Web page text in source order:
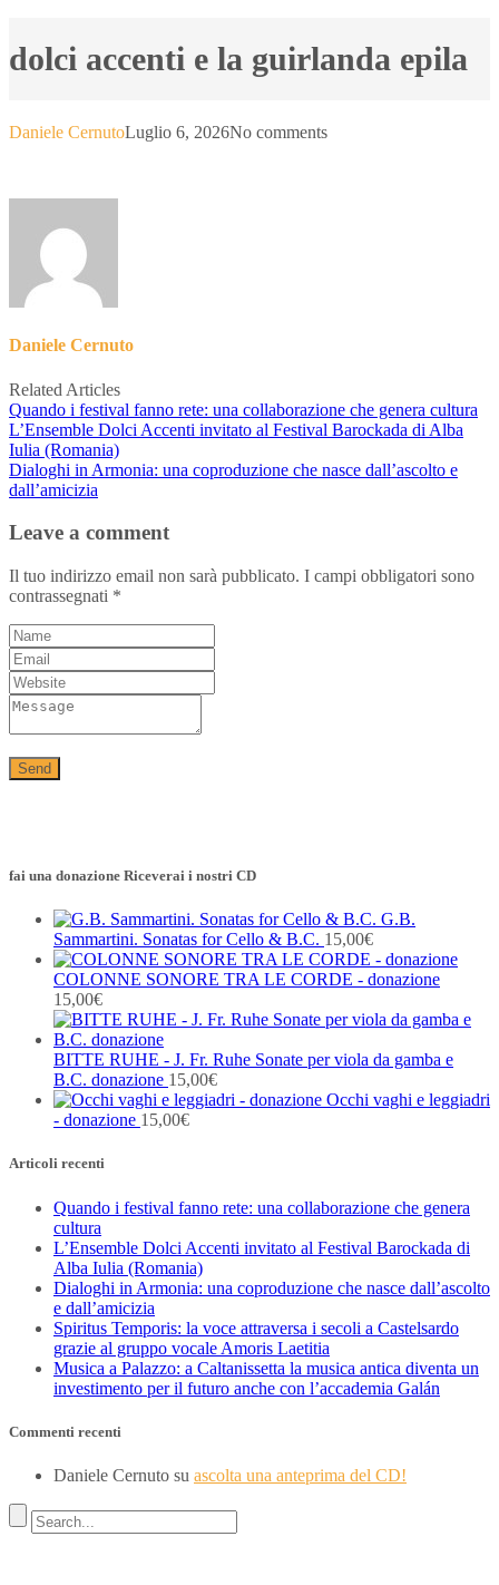
dolci accenti e la guirlanda epila
Daniele CernutoLuglio 6, 2026No comments
Daniele Cernuto
Related Articles
Quando i festival fanno rete: una collaborazione che genera cultura
L’Ensemble Dolci Accenti invitato al Festival Barockada di Alba
Iulia (Romania)
Dialoghi in Armonia: una coproduzione che nasce dall’ascolto e
dall’amicizia
Leave a comment
Il tuo indirizzo email non sarà pubblicato. I campi obbligatori sono
contrassegnati *
fai una donazione Riceverai i nostri CD
G.B.
Sammartini. Sonatas for Cello & B.C. 15,00€
COLONNE SONORE TRA LE CORDE - donazione
15,00€
BITTE RUHE - J. Fr. Ruhe Sonate per viola da gamba e
B.C. donazione 15,00€
Occhi vaghi e leggiadri
- donazione 15,00€
Articoli recenti
Quando i festival fanno rete: una collaborazione che genera
cultura
L’Ensemble Dolci Accenti invitato al Festival Barockada di
Alba Iulia (Romania)
Dialoghi in Armonia: una coproduzione che nasce dall’ascolto
e dall’amicizia
Spiritus Temporis: la voce attraversa i secoli a Castelsardo
grazie al gruppo vocale Amoris Laetitia
Musica a Palazzo: a Caltanissetta la musica antica diventa un
investimento per il futuro anche con l’accademia Galán
Commenti recenti
Daniele Cernuto su ascolta una anteprima del CD!